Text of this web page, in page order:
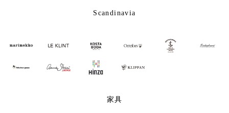
Scandinavia
家具